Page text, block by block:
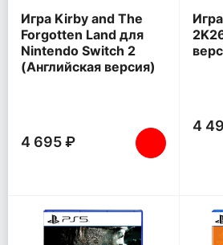
Игра Kirby and The
Forgotten Land для
Nintendo Switch 2
(Английская версия)
4 695 ₽
4